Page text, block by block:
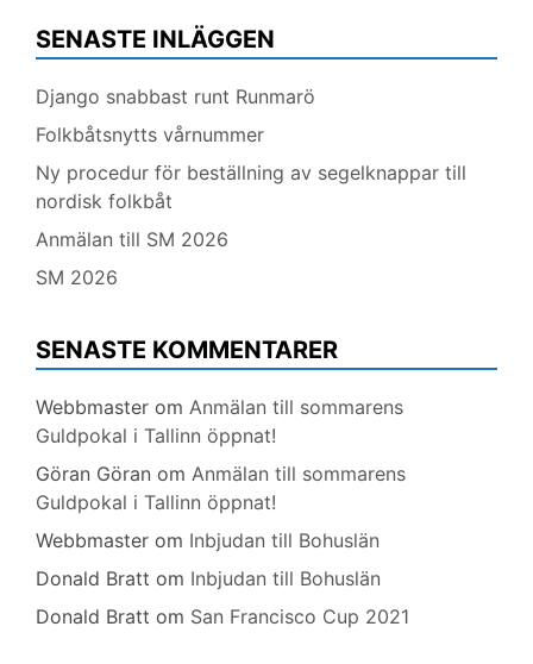
SENASTE INLÄGGEN
Django snabbast runt Runmarö
Folkbåtsnytts vårnummer
Ny procedur för beställning av segelknappar till
nordisk folkbåt
Anmälan till SM 2026
SM 2026
SENASTE KOMMENTARER
Webbmaster om Anmälan till sommarens
Guldpokal i Tallinn öppnat!
Göran Göran om Anmälan till sommarens
Guldpokal i Tallinn öppnat!
Webbmaster om Inbjudan till Bohuslän
Donald Bratt om Inbjudan till Bohuslän
Donald Bratt om San Francisco Cup 2021